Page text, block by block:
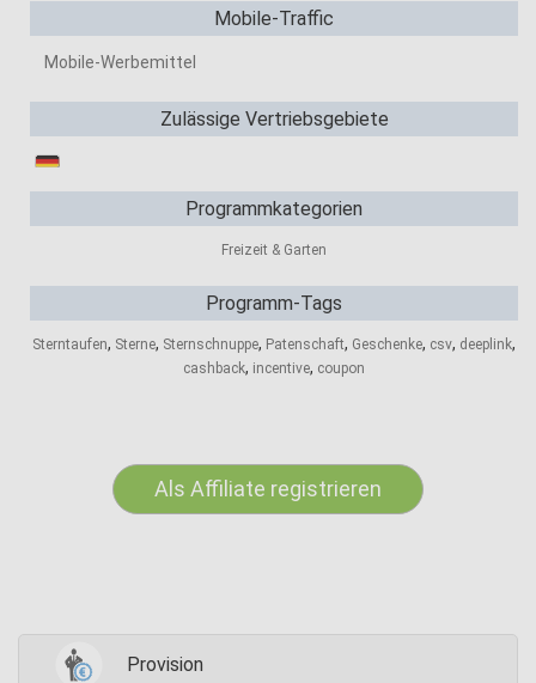
Mobile-Traffic
Mobile-Werbemittel
Zulässige Vertriebsgebiete
Programmkategorien
Freizeit & Garten
Programm-Tags
Sterntaufen, Sterne, Sternschnuppe, Patenschaft, Geschenke, csv, deeplink,
cashback, incentive, coupon
Als Affiliate registrieren
Provision